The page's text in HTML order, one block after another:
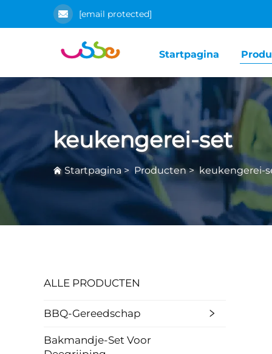
[email protected]
Startpagina
keukengerei-set
Startpagina > Producten> keukengerei-
ALLE PRODUCTEN
BBQ-Gereedschap
Bakmandje-Set Voor